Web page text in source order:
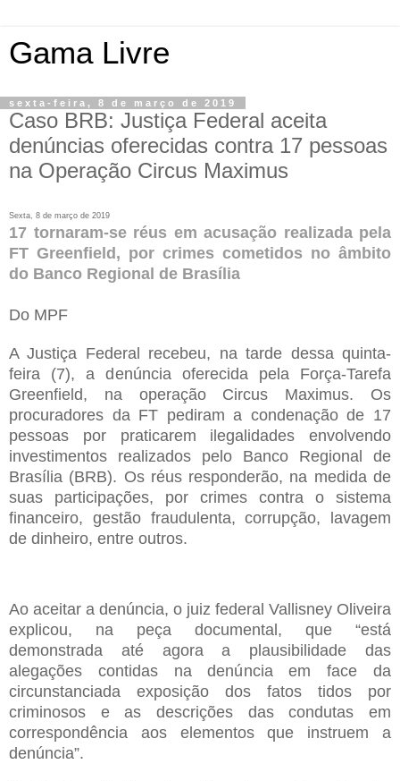
Gama Livre
sexta-feira, 8 de março de 2019
Caso BRB: Justiça Federal aceita
denúncias oferecidas contra 17 pessoas
na Operação Circus Maximus
Sexta, 8 de março de 2019
17 tornaram-se réus em acusação realizada pela
FT Greenfield, por crimes cometidos no âmbito
do Banco Regional de Brasília
Do MPF
A Justiça Federal recebeu, na tarde dessa quinta-
feira (7), a denúncia oferecida pela Força-Tarefa
Greenfield, na operação Circus Maximus. Os
procuradores da FT pediram a condenação de 17
pessoas por praticarem ilegalidades envolvendo
investimentos realizados pelo Banco Regional de
Brasília (BRB). Os réus responderão, na medida de
suas participações, por crimes contra o sistema
financeiro, gestão fraudulenta, corrupção, lavagem
de dinheiro, entre outros.
Ao aceitar a denúncia, o juiz federal Vallisney Oliveira
explicou, na peça documental, que “está
demonstrada até agora a plausibilidade das
alegações contidas na denúncia em face da
circunstanciada exposição dos fatos tidos por
criminosos e as descrições das condutas em
correspondência aos elementos que instruem a
denúncia”.